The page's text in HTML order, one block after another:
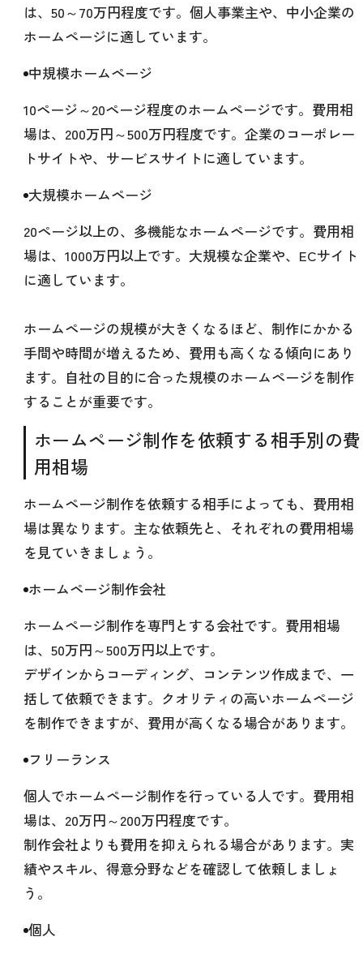
は、50～70万円程度です。個人事業主や、中小企業の
ホームページに適しています。
中規模ホームページ
10ページ～20ページ程度のホームページです。費用相
場は、200万円～500万円程度です。企業のコーポレー
トサイトや、サービスサイトに適しています。
大規模ホームページ
20ページ以上の、多機能なホームページです。費用相
場は、1000万円以上です。大規模な企業や、ECサイト
に適しています。
ホームページの規模が大きくなるほど、制作にかかる
手間や時間が増えるため、費用も高くなる傾向にあり
ます。自社の目的に合った規模のホームページを制作
することが重要です。
ホームページ制作を依頼する相手別の費
用相場
ホームページ制作を依頼する相手によっても、費用相
場は異なります。主な依頼先と、それぞれの費用相場
を見ていきましょう。
ホームページ制作会社
ホームページ制作を専門とする会社です。費用相場
は、50万円～500万円以上です。
デザインからコーディング、コンテンツ作成まで、一
括して依頼できます。クオリティの高いホームページ
を制作できますが、費用が高くなる場合があります。
フリーランス
個人でホームページ制作を行っている人です。費用相
場は、20万円～200万円程度です。
制作会社よりも費用を抑えられる場合があります。実
績やスキル、得意分野などを確認して依頼しましょ
う。
個人